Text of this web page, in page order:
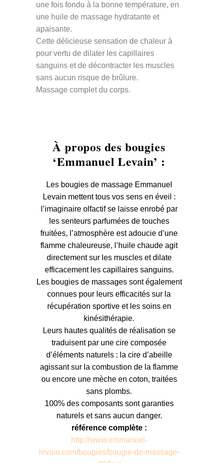
une fois fondu à la bonne température, en
une huile de massage hydratante et
apaisante.
Cette délicieuse sensation de chaleur à
pour vertu de dilater les capillaires
sanguins et de décontracter les muscles
sans aucun risque de brûlure.
Massage complet du corps.
À propos des bougies
‘Emmanuel Levain’ :
Les bougies de massage Emmanuel
Levain mettent tous vos sens en éveil :
l’imaginaire olfactif se laisse enrobé par
les senteurs parfumées de touches
fruitées, l’atmosphère est adoucie d’une
flamme chaleureuse, l’huile chaude agit
directement sur les muscles et dilate
efficacement les capillaires sanguins.
Les bougies de massages sont également
connues pour leurs efficacités sur la
récupération sportive et les soins en
kinésithérapie.
Leurs hautes qualités de réalisation se
traduisent par une cire composée
d’éléments naturels : la cire d’abeille
agissant sur la combustion de la flamme
ou encore une mèche en coton, traitées
sans plombs.
100% des composants sont garanties
naturels et sans aucun danger.
référence complète :
http://www.emmanuel-
levain.com/bougies/bougie-de-massage-